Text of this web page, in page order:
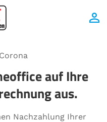
auf Ihre
aus.
Nachzahlung Ihrer